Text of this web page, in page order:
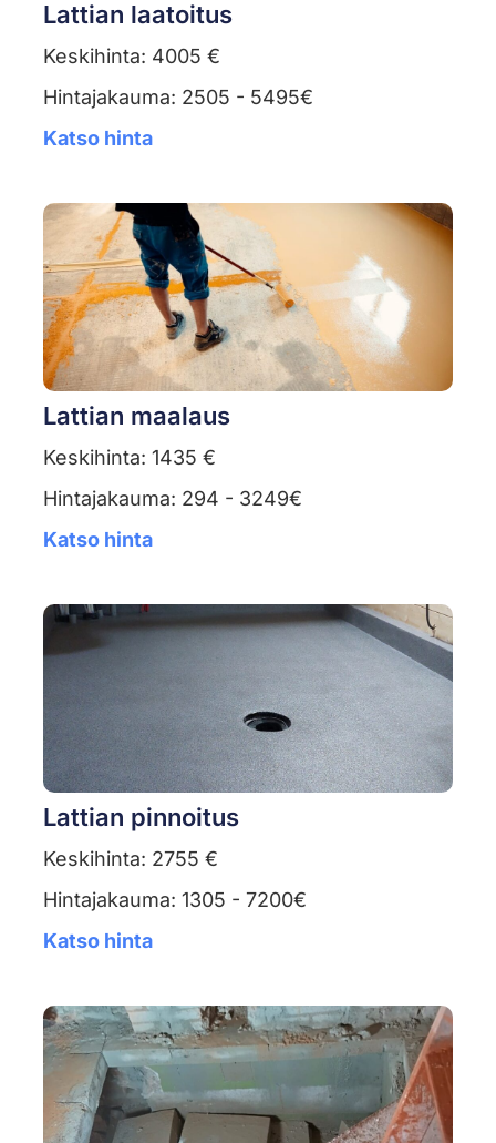
Lattian laatoitus
Keskihinta: 4005 €
Hintajakauma: 2505 - 5495€
Katso hinta
Lattian maalaus
Keskihinta: 1435 €
Hintajakauma: 294 - 3249€
Katso hinta
Lattian pinnoitus
Keskihinta: 2755 €
Hintajakauma: 1305 - 7200€
Katso hinta